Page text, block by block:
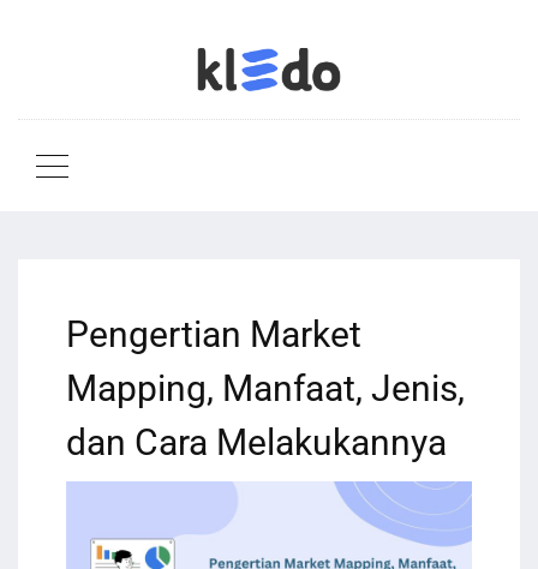
Pengertian Market
Mapping, Manfaat, Jenis,
dan Cara Melakukannya